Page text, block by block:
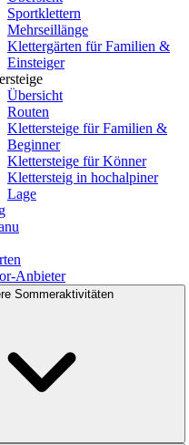
Sportklettern
Mehrseillänge
Klettergärten für Familien &
Einsteiger
Übersicht
Routen
Klettersteige für Familien &
Beginner
Klettersteige für Könner
Klettersteig in hochalpiner
Lage
Anbieter
Sommeraktivitäten